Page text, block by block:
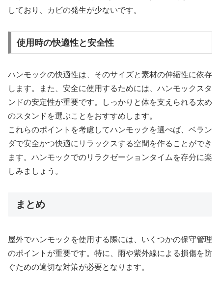
しており、カビの発生が少ないです。
使用時の快適性と安全性
ハンモックの快適性は、そのサイズと素材の伸縮性に依存
します。また、安全に使用するためには、ハンモックスタ
ンドの安定性が重要です。しっかりと体を支えられる太め
のスタンドを選ぶことをおすすめします。
これらのポイントを考慮してハンモックを選べば、ベラン
ダで安全かつ快適にリラックスする空間を作ることができ
ます。ハンモックでのリラクゼーションタイムを存分に楽
しみましょう。
まとめ
屋外でハンモックを使用する際には、いくつかの保守管理
のポイントが重要です。特に、雨や紫外線による損傷を防
ぐための適切な対策が必要となります。